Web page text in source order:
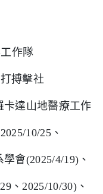
作隊
搏擊社
卡達山地醫療工作
10/25、
會(2025/4/19)、
、2025/10/30)、